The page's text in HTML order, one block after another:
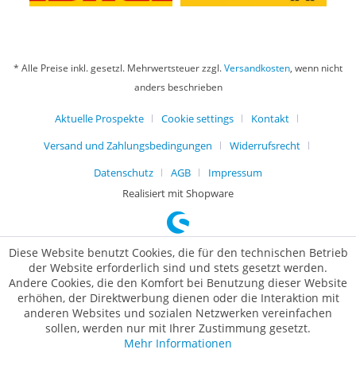
* Alle Preise inkl. gesetzl. Mehrwertsteuer zzgl.Versandkosten, wenn nicht
anders beschrieben
Aktuelle Prospekte Cookie settings
Kontakt
Versand und Zahlungsbedingungen
Widerrufsrecht
Datenschutz
AGB
Impressum
Realisiert mit Shopware
Diese Website benutzt Cookies, die für den technischen Betrieb
der Website erforderlich sind und stets gesetzt werden.
Andere Cookies, die den Komfort bei Benutzung dieser Website
erhöhen, der Direktwerbung dienen oder die Interaktion mit
anderen Websites und sozialen Netzwerken vereinfachen
sollen, werden nur mit Ihrer Zustimmung gesetzt.
Mehr Informationen